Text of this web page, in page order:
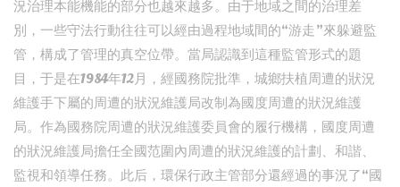
況治理本能機能的部分也越來越多。由于地域之間的治理差
別，一些守法行動往往可以經由過程地域間的“游走”來躲避監
管，構成了管理的真空位帶。當局認識到這種監管形式的題
目，于是在1984年12月，經國務院批準，城鄉扶植周遭的狀況
維護手下屬的周遭的狀況維護局改制為國度周遭的狀況維護
局。作為國務院周遭的狀況維護委員會的履行機構，國度周遭
的狀況維護局擔任全國范圍內周遭的狀況維護的計劃、和諧、
監視和領導任務。此后，環保行政主管部分還經過的事況了“國